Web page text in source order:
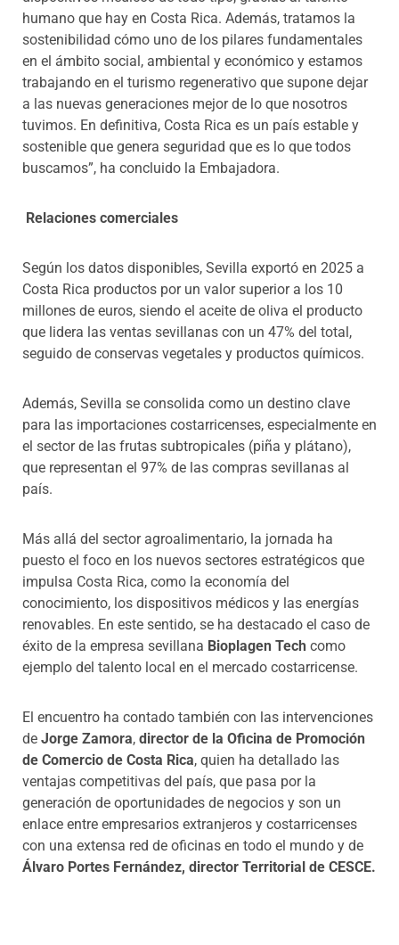
humano que hay en Costa Rica. Además, tratamos la
sostenibilidad cómo uno de los pilares fundamentales
en el ámbito social, ambiental y económico y estamos
trabajando en el turismo regenerativo que supone dejar
a las nuevas generaciones mejor de lo que nosotros
tuvimos. En definitiva, Costa Rica es un país estable y
sostenible que genera seguridad que es lo que todos
buscamos”, ha concluido la Embajadora.
Relaciones comerciales
Según los datos disponibles, Sevilla exportó en 2025 a
Costa Rica productos por un valor superior a los 10
millones de euros, siendo el aceite de oliva el producto
que lidera las ventas sevillanas con un 47% del total,
seguido de conservas vegetales y productos químicos.
Además, Sevilla se consolida como un destino clave
para las importaciones costarricenses, especialmente en
el sector de las frutas subtropicales (piña y plátano),
que representan el 97% de las compras sevillanas al
país.
Más allá del sector agroalimentario, la jornada ha
puesto el foco en los nuevos sectores estratégicos que
impulsa Costa Rica, como la economía del
conocimiento, los dispositivos médicos y las energías
renovables. En este sentido, se ha destacado el caso de
éxito de la empresa sevillana Bioplagen Tech como
ejemplo del talento local en el mercado costarricense.
El encuentro ha contado también con las intervenciones
de Jorge Zamora, director de la Oficina de Promoción
de Comercio de Costa Rica, quien ha detallado las
ventajas competitivas del país, que pasa por la
generación de oportunidades de negocios y son un
enlace entre empresarios extranjeros y costarricenses
con una extensa red de oficinas en todo el mundo y de
Álvaro Portes Fernández, director Territorial de CESCE.